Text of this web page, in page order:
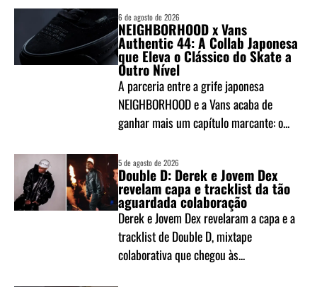
6 de agosto de 2026
NEIGHBORHOOD x Vans
Authentic 44: A Collab Japonesa
que Eleva o Clássico do Skate a
Outro Nível
A parceria entre a grife japonesa
NEIGHBORHOOD e a Vans acaba de
ganhar mais um capítulo marcante: o...
5 de agosto de 2026
Double D: Derek e Jovem Dex
revelam capa e tracklist da tão
aguardada colaboração
Derek e Jovem Dex revelaram a capa e a
tracklist de Double D, mixtape
colaborativa que chegou às...